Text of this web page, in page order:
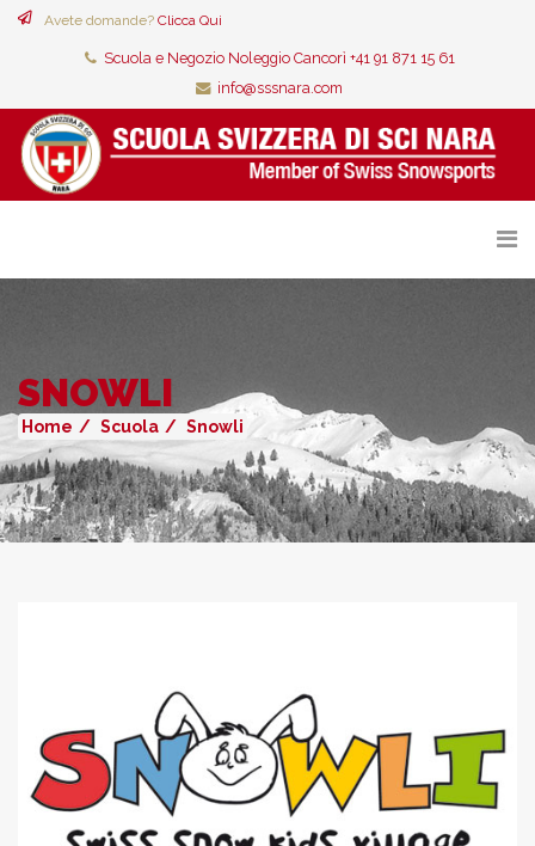
Avete domande? Clicca Qui
Scuola e Negozio Noleggio Cancorì +41 91 871 15 61
info@sssnara.com
SNOWLI
Home Scuola Snowli